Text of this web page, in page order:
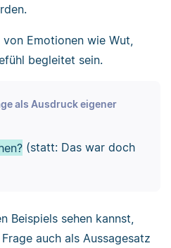
Emotionen wie Wut,
begleitet sein.
als Ausdruck eigener
(statt: Das war doch
Beispiels sehen kannst,
auch als Aussagesatz